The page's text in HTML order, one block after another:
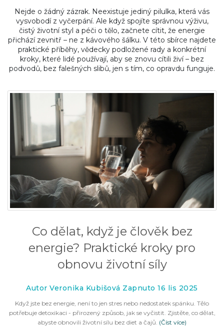
Nejde o žádný zázrak. Neexistuje jediný pilulka, která vás
vysvobodí z vyčerpání. Ale když spojíte správnou výživu,
čistý životní styl a péči o tělo, začnete cítit, že energie
přichází zevnitř – ne z kávového šálku. V této sbírce najdete
praktické příběhy, vědecky podložené rady a konkrétní
kroky, které lidé používají, aby se znovu cítili živí – bez
podvodů, bez falešných slibů, jen s tím, co opravdu funguje.
Co dělat, když je člověk bez
energie? Praktické kroky pro
obnovu životní síly
Autor Veronika Kubišová Zapnuto 16 lis 2025
Když jste bez energie, není to jen stres nebo nedostatek spánku. Tělo
potřebuje detoxikaci - přirozený způsob, jak se vyčistit. Zjistěte, co dělat,
abyste obnovili životní sílu bez diet a čajů. (Číst více)